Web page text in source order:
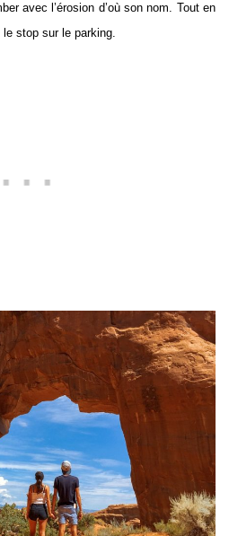
avec l’érosion d’où son nom. Tout en
stop sur le parking.